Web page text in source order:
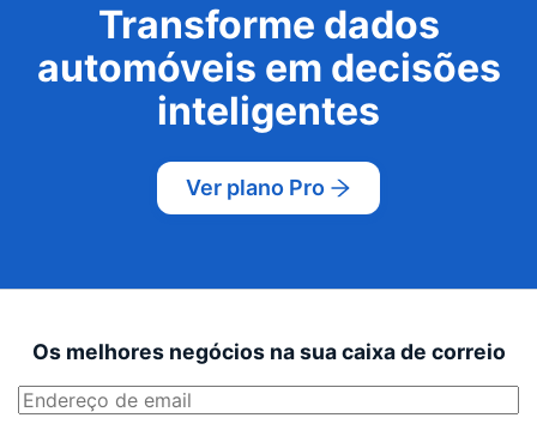
Transforme dados
automóveis em decisões
inteligentes
Ver plano Pro
Os melhores negócios na sua caixa de correio